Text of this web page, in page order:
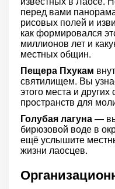
перед вами
рисовых полей и
как формировался
миллионов лет и
местных общин.
Пещера Пхукам
святилищем. Вы
этого места и
пространств для
Голубая лагуна— вы
бирюзовой воде в
ещё услышите
жизни лаосцев.